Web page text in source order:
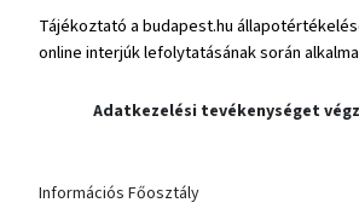
Tájékoztató a budapest.hu
online interjúk lefolytatásának során
Adatkezelési tevékenységet
Információs Főosztály